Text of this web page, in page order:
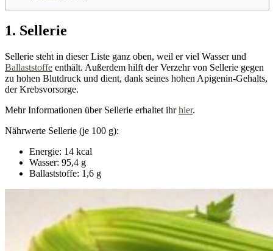
1. Sellerie
Sellerie steht in dieser Liste ganz oben, weil er viel Wasser und
Ballaststoffe enthält. Außerdem hilft der Verzehr von Sellerie gegen
zu hohen Blutdruck und dient, dank seines hohen Apigenin-Gehalts,
der Krebsvorsorge.
Mehr Informationen über Sellerie erhaltet ihrhier.
Nährwerte Sellerie (je 100 g):
Energie: 14 kcal
Wasser: 95,4 g
Ballaststoffe: 1,6 g